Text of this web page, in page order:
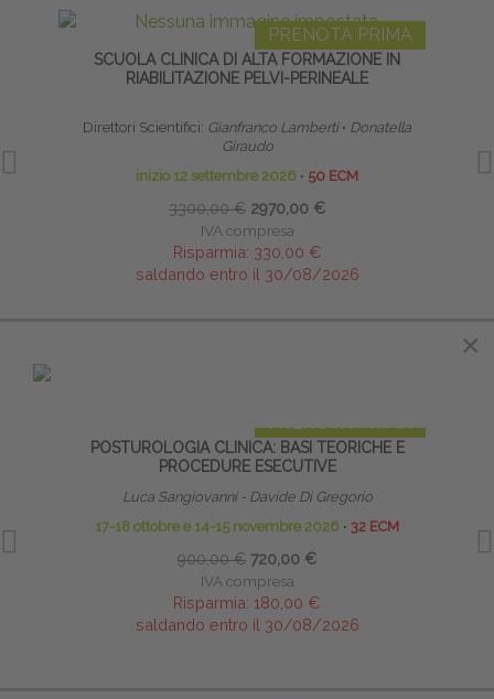
PRENOTA PRIMA
SCUOLA CLINICA DI ALTA FORMAZIONE IN
RIABILITAZIONE PELVI-PERINEALE
Direttori Scientifici: Gianfranco Lamberti ∙ Donatella
Giraudo
inizio 12 settembre 2026 ∙ 50 ECM
3300,00 € 2970,00 €
IVA compresa
Risparmia: 330,00 €
saldando entro il 30/08/2026
PRENOTA PRIMA
POSTUROLOGIA CLINICA: BASI TEORICHE E
PROCEDURE ESECUTIVE
Luca Sangiovanni - Davide Di Gregorio
17-18 ottobre e 14-15 novembre 2026 ∙ 32 ECM
900,00 € 720,00 €
IVA compresa
Risparmia: 180,00 €
saldando entro il 30/08/2026
×
×